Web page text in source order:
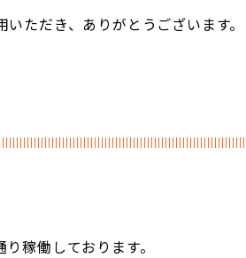
ただき、ありがとうございます。
稼働しております。